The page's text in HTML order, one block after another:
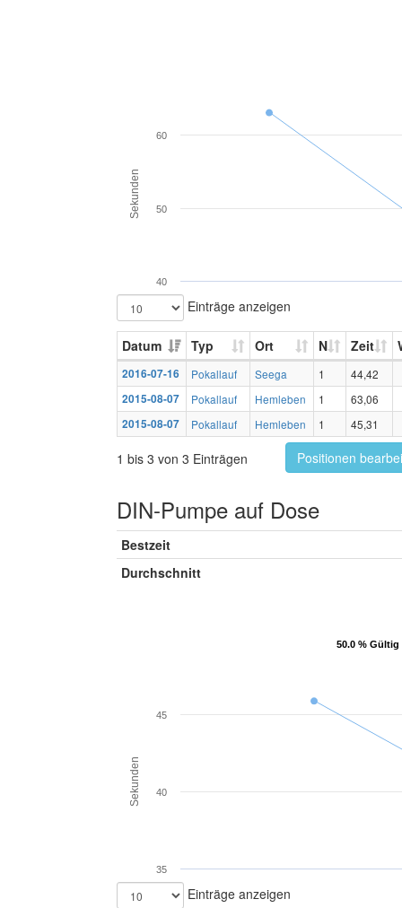
Sekunden
40
50
60
Einträge anzeigen
Datum Typ Ort N Zeit
2016-07-16 Pokallauf Seega 1
44,42
2015-08-07
Pokallauf Hemleben 1
63,06
2015-08-07
Pokallauf Hemleben 1 45,31
1 bis 3 von 3 Einträgen Positionen
DIN-Pumpe auf Dose
Bestzeit
Durchschnitt
50.0 % Gültig
50.0 % Gültig
Sekunden
35
40
45
Einträge anzeigen